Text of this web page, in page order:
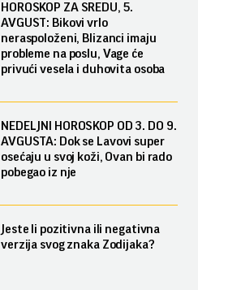
HOROSKOP ZA SREDU, 5.
AVGUST: Bikovi vrlo
neraspoloženi, Blizanci imaju
probleme na poslu, Vage će
privući vesela i duhovita osoba
NEDELJNI HOROSKOP OD 3. DO 9.
AVGUSTA: Dok se Lavovi super
osećaju u svoj koži, Ovan bi rado
pobegao iz nje
Jeste li pozitivna ili negativna
verzija svog znaka Zodijaka?